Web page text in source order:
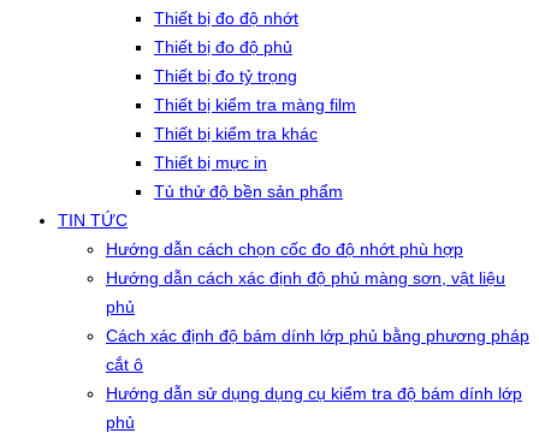
Thiết bị đo độ nhớt
Thiết bị đo độ phủ
Thiết bị đo tỷ trọng
Thiết bị kiểm tra màng film
Thiết bị kiểm tra khác
Thiết bị mực in
Tủ thử độ bền sản phẩm
TIN TỨC
Hướng dẫn cách chọn cốc đo độ nhớt phù hợp
Hướng dẫn cách xác định độ phủ màng sơn, vật liệu
phủ
Cách xác định độ bám dính lớp phủ bằng phương pháp
cắt ô
Hướng dẫn sử dụng dụng cụ kiểm tra độ bám dính lớp
phủ